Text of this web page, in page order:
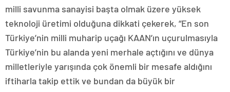
milli savunma sanayisi başta olmak üzere yüksek
teknoloji üretimi olduğuna dikkati çekerek, “En son
Türkiye’nin milli muharip uçağı KAAN’ın uçurulmasıyla
Türkiye’nin bu alanda yeni merhale açtığını ve dünya
milletleriyle yarışında çok önemli bir mesafe aldığını
iftiharla takip ettik ve bundan da büyük bir